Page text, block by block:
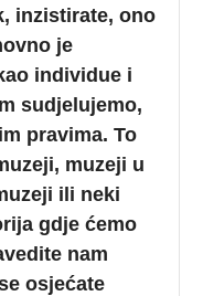
inzistirate, ono
je
individue i
sudjelujemo,
pravima. To
muzeji u
ili neki
gdje ćemo
nam
osjećate